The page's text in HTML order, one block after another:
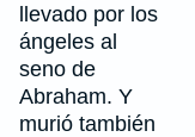
llevado por los
ángeles al
seno de
Abraham. Y
murió también